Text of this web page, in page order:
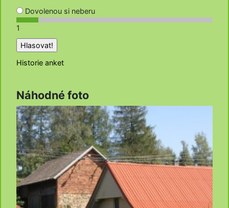
Dovolenou si neberu
1
Historie anket
Náhodné foto